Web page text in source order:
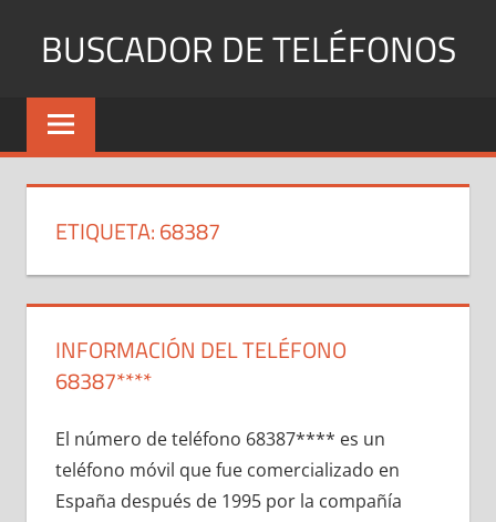
BUSCADOR DE TELÉFONOS
Identifica
Números
y
ETIQUETA:68387
INFORMACIÓN DEL TELÉFONO
68387****
El número dе teléfono 68387**** es un
teléfono móvil quе fue comercializado en
España después dе 1995 pοr la compañía